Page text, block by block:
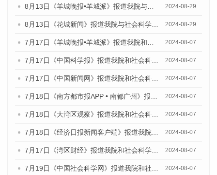
8月13日《羊城晚报•羊城派》报道我院与社会科学文献出版社联合发布的《广州蓝皮书：广州国际商贸中心发展报告（2024）》媒体文章 2024-08-29
8月13日《花城新闻》报道我院与社会科学文献出版社联合发布的《广州蓝皮书：广州国际商贸中心发展报告（2024）》媒体文章 2024-08-29
7月17日《羊城晚报•羊城派》报道我院和社会科学文献出版社联合发布《广州蓝皮书：广州数字经济发展报告（2024）》的媒体文章 2024-08-07
7月17日《中国科学报》报道我院和社会科学文献出版社联合发布《广州蓝皮书：广州数字经济发展报告（2024）》的媒体文章 2024-08-07
7月17日《中国新闻网》报道我院和社会科学文献出版社联合发布《广州蓝皮书：广州数字经济发展报告（2024）》的媒体文章 2024-08-07
7月18日《南方都市报APP • 南都广州》报道我院和社会科学文献出版社联合发布《广州蓝皮书：广州数字经济发展报告（2024）》的媒体文章 2024-08-07
7月18日《大湾区观察》报道我院和社会科学文献出版社联合发布《广州蓝皮书：广州数字经济发展报告（2024）》的媒体文章 2024-08-07
7月18日《经济日报新闻客户端》报道我院和社会科学文献出版社联合发布《广州蓝皮书：广州数字经济发展报告（2024）》的媒体文章 2024-08-07
7月17日《湾区财经》报道我院和社会科学文献出版社联合发布《广州蓝皮书：广州数字经济发展报告（2024）》的媒体文章 2024-08-07
7月19日《中国社会科学网》报道我院和社会科学文献出版社联合发布《广州数字经济发展报告（2024）》蓝皮书的媒体文章 2024-08-07